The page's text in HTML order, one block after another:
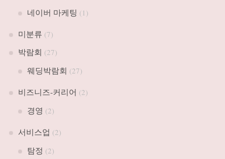
네이버 마케팅 (1)
미분류 (7)
박람회 (27)
웨딩박람회 (27)
비즈니즈-커리어 (2)
경영 (2)
서비스업 (2)
탐정 (2)